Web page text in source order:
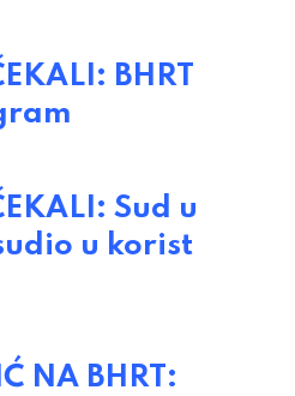
BHRT
Sud u
u korist
NA BHRT: